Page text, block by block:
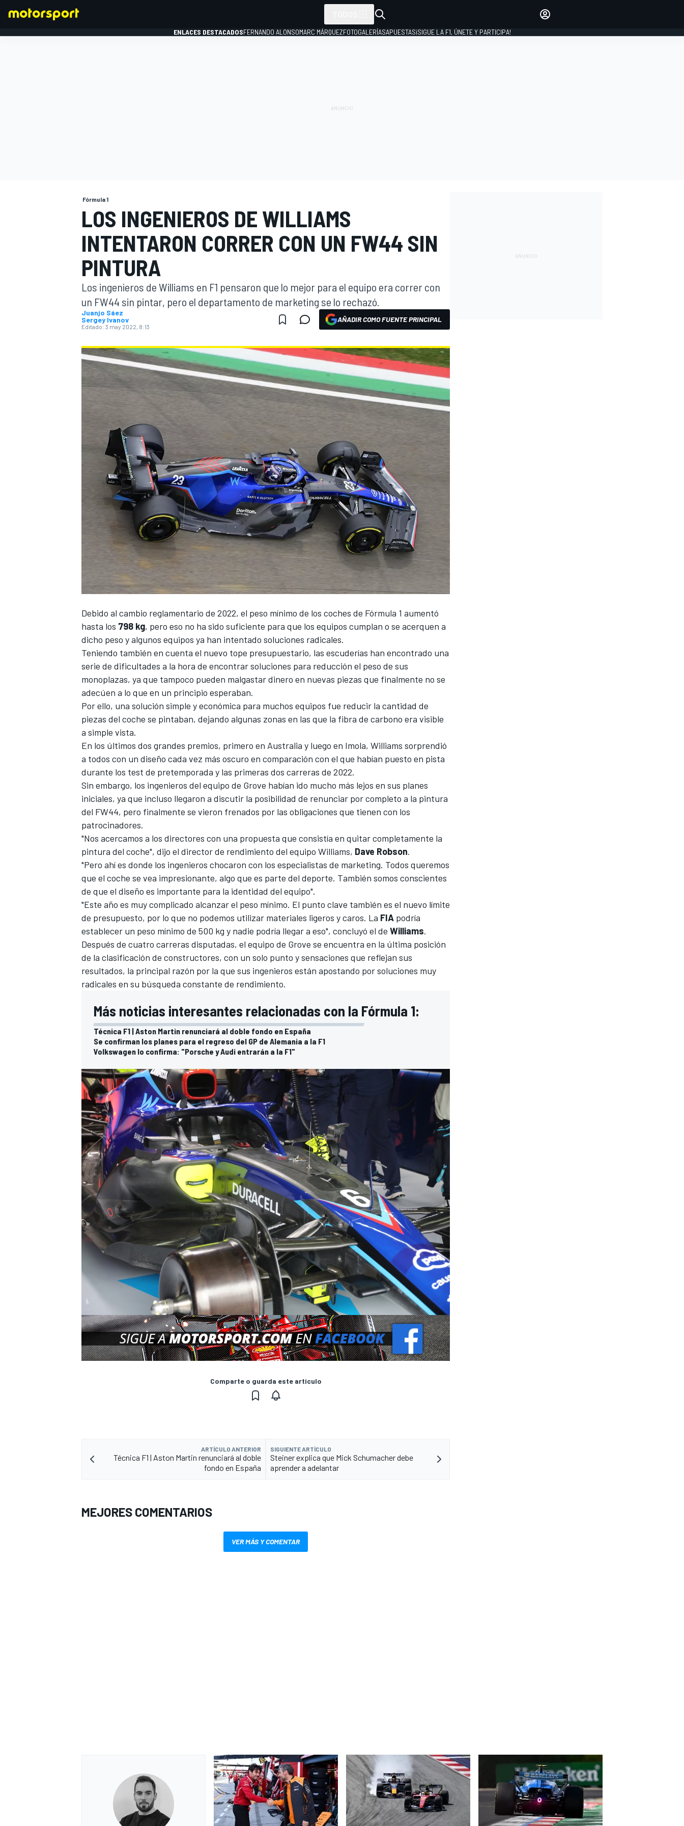
FÓRMULA E
MÁS CATEGORÍAS
ENLACES DESTACADOSFERNANDO ALONSOMARC MÁRQUEZFOTOGALERÍASAPUESTAS¡SIGUE LA F1, ÚNETE Y PARTICIPA!
Fórmula 1
LOS INGENIEROS DE WILLIAMS
INTENTARON CORRER CON UN FW44 SIN
PINTURA
Los ingenieros de Williams en F1 pensaron que lo mejor para el equipo era correr con
un FW44 sin pintar, pero el departamento de marketing se lo rechazó.
Juanjo Sáez
Sergey Ivanov
Editado: 3 may 2022, 8:13
AÑADIR COMO FUENTE PRINCIPAL
Debido al cambio reglamentario de 2022, el peso mínimo de los coches de Fórmula 1 aumentó
hasta los 798 kg, pero eso no ha sido suficiente para que los equipos cumplan o se acerquen a
dicho peso y algunos equipos ya han intentado soluciones radicales.
Teniendo también en cuenta el nuevo tope presupuestario, las escuderías han encontrado una
serie de dificultades a la hora de encontrar soluciones para reducción el peso de sus
monoplazas, ya que tampoco pueden malgastar dinero en nuevas piezas que finalmente no se
adecúen a lo que en un principio esperaban.
Por ello, una solución simple y económica para muchos equipos fue reducir la cantidad de
piezas del coche se pintaban, dejando algunas zonas en las que la fibra de carbono era visible
a simple vista.
En los últimos dos grandes premios, primero en Australia y luego en Imola, Williams sorprendió
a todos con un diseño cada vez más oscuro en comparación con el que habían puesto en pista
durante los test de pretemporada y las primeras dos carreras de 2022.
Sin embargo, los ingenieros del equipo de Grove habían ido mucho más lejos en sus planes
iniciales, ya que incluso llegaron a discutir la posibilidad de renunciar por completo a la pintura
del FW44, pero finalmente se vieron frenados por las obligaciones que tienen con los
patrocinadores.
"Nos acercamos a los directores con una propuesta que consistía en quitar completamente la
pintura del coche", dijo el director de rendimiento del equipo Williams, Dave Robson.
"Pero ahí es donde los ingenieros chocaron con los especialistas de marketing. Todos queremos
que el coche se vea impresionante, algo que es parte del deporte. También somos conscientes
de que el diseño es importante para la identidad del equipo".
"Este año es muy complicado alcanzar el peso mínimo. El punto clave también es el nuevo límite
de presupuesto, por lo que no podemos utilizar materiales ligeros y caros. La FIA podría
establecer un peso mínimo de 500 kg y nadie podría llegar a eso", concluyó el de Williams.
Después de cuatro carreras disputadas, el equipo de Grove se encuentra en la última posición
de la clasificación de constructores, con un solo punto y sensaciones que reflejan sus
resultados, la principal razón por la que sus ingenieros están apostando por soluciones muy
radicales en su búsqueda constante de rendimiento.
Más noticias interesantes relacionadas con la Fórmula 1:
Técnica F1 | Aston Martin renunciará al doble fondo en España
Se confirman los planes para el regreso del GP de Alemania a la F1
Volkswagen lo confirma: "Porsche y Audi entrarán a la F1"
Comparte o guarda este artículo
ARTÍCULO ANTERIOR
Técnica F1 | Aston Martin renunciará al doble
fondo en España
SIGUIENTE ARTÍCULO
Steiner explica que Mick Schumacher debe
aprender a adelantar
MEJORES COMENTARIOS
VER MÁS Y COMENTAR